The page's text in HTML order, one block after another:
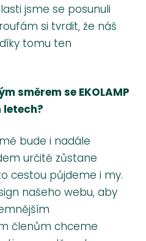
jsme se posunuli
si tvrdit, že náš
tomu ten
směrem se EKOLAMP
bude i nadále
určitě zůstane
cestou půjdeme i my.
našeho webu, aby
členům chceme